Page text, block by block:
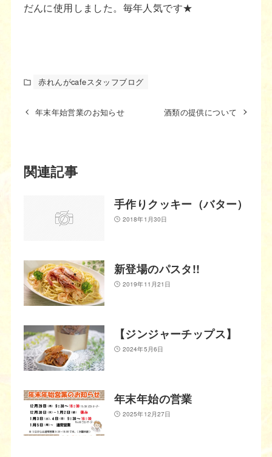
だんに使用しました。毎年人気です★
赤れんがcafeスタッフブログ
年末年始営業のお知らせ 酒類の提供について
関連記事
手作りクッキー（バター）
2018年1月30日
新登場のパスタ!!
2019年11月21日
【ジンジャーチップス】
2024年5月6日
年末年始の営業
2025年12月27日